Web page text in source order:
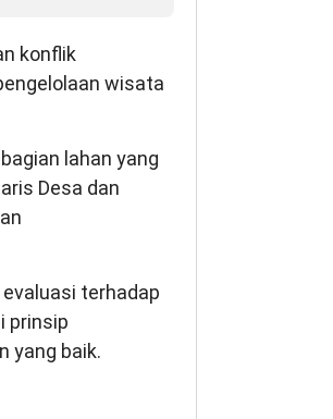
konflik
wisata
lahan yang
Desa dan
terhadap
prinsip
yang baik.